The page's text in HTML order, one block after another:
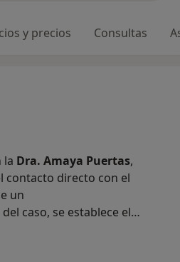
y precios Consultas
la Dra. Amaya Puertas,
contacto directo con el
un
caso, se establece el